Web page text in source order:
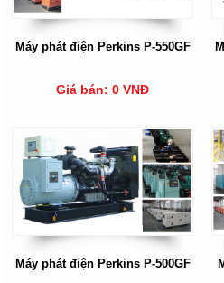
Máy phát điện Perkins P-550GF
Giá bán: 0 VNĐ
Máy phát điện Perkins P-500GF